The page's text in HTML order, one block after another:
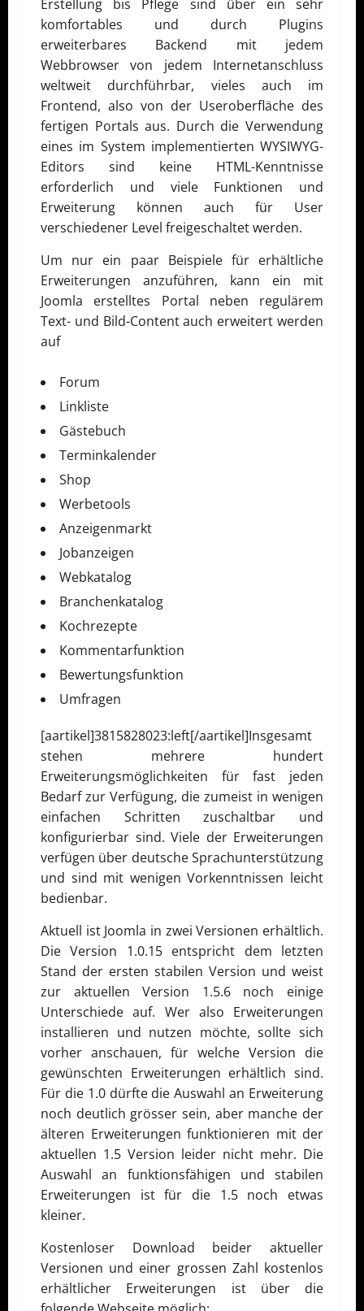
Erstellung bis Pflege sind über ein sehr
komfortables und durch Plugins
erweiterbares Backend mit jedem
Webbrowser von jedem Internetanschluss
weltweit durchführbar, vieles auch im
Frontend, also von der Useroberfläche des
fertigen Portals aus. Durch die Verwendung
eines im System implementierten WYSIWYG-
Editors sind keine HTML-Kenntnisse
erforderlich und viele Funktionen und
Erweiterung können auch für User
verschiedener Level freigeschaltet werden.
Um nur ein paar Beispiele für erhältliche
Erweiterungen anzuführen, kann ein mit
Joomla erstelltes Portal neben regulärem
Text- und Bild-Content auch erweitert werden
auf
Forum
Linkliste
Gästebuch
Terminkalender
Shop
Werbetools
Anzeigenmarkt
Jobanzeigen
Webkatalog
Branchenkatalog
Kochrezepte
Kommentarfunktion
Bewertungsfunktion
Umfragen
[aartikel]3815828023:left[/aartikel]Insgesamt
stehen mehrere hundert
Erweiterungsmöglichkeiten für fast jeden
Bedarf zur Verfügung, die zumeist in wenigen
einfachen Schritten zuschaltbar und
konfigurierbar sind. Viele der Erweiterungen
verfügen über deutsche Sprachunterstützung
und sind mit wenigen Vorkenntnissen leicht
bedienbar.
Aktuell ist Joomla in zwei Versionen erhältlich.
Die Version 1.0.15 entspricht dem letzten
Stand der ersten stabilen Version und weist
zur aktuellen Version 1.5.6 noch einige
Unterschiede auf. Wer also Erweiterungen
installieren und nutzen möchte, sollte sich
vorher anschauen, für welche Version die
gewünschten Erweiterungen erhältlich sind.
Für die 1.0 dürfte die Auswahl an Erweiterung
noch deutlich grösser sein, aber manche der
älteren Erweiterungen funktionieren mit der
aktuellen 1.5 Version leider nicht mehr. Die
Auswahl an funktionsfähigen und stabilen
Erweiterungen ist für die 1.5 noch etwas
kleiner.
Kostenloser Download beider aktueller
Versionen und einer grossen Zahl kostenlos
erhältlicher Erweiterungen ist über die